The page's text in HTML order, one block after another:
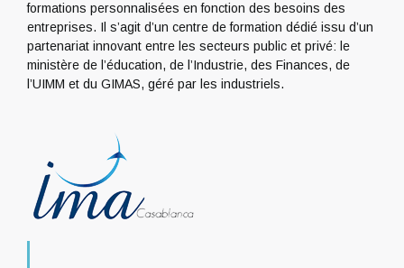
formations personnalisées en fonction des besoins des
entreprises. Il s’agit d’un centre de formation dédié issu d’un
partenariat innovant entre les secteurs public et privé: le
ministère de l’éducation, de l’Industrie, des Finances, de
l’UIMM et du GIMAS, géré par les industriels.